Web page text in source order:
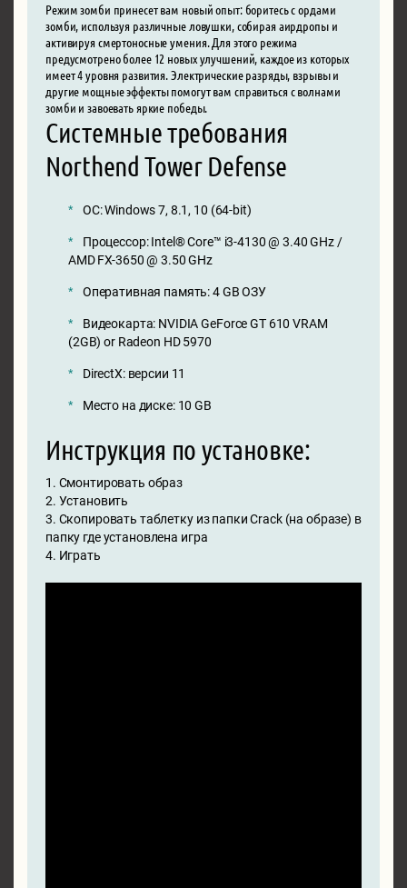
Режим зомби принесет вам новый опыт: боритесь с ордами
зомби, используя различные ловушки, собирая аирдропы и
активируя смертоносные умения. Для этого режима
предусмотрено более 12 новых улучшений, каждое из которых
имеет 4 уровня развития. Электрические разряды, взрывы и
другие мощные эффекты помогут вам справиться с волнами
зомби и завоевать яркие победы.
Системные требования
Northend Tower Defense
ОС: Windows 7, 8.1, 10 (64-bit)
Процессор: Intel® Core™ i3-4130 @ 3.40 GHz /
AMD FX-3650 @ 3.50 GHz
Оперативная память: 4 GB ОЗУ
Видеокарта: NVIDIA GeForce GT 610 VRAM
(2GB) or Radeon HD 5970
DirectX: версии 11
Место на диске: 10 GB
Инструкция по установке:
1. Смонтировать образ
2. Установить
3. Скопировать таблетку из папки Crack (на образе) в
папку где установлена игра
4. Играть